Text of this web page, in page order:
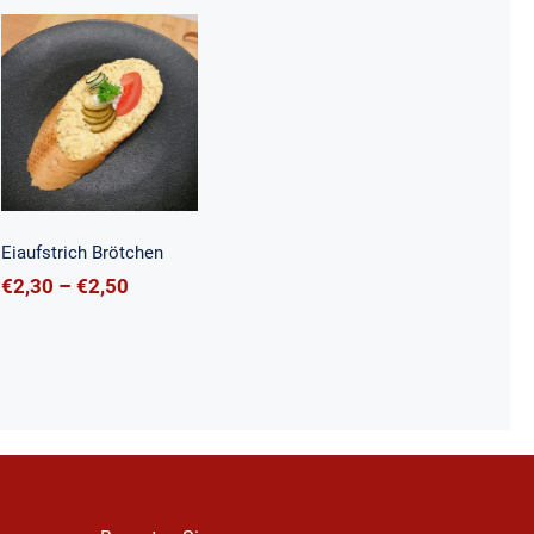
Eiaufstrich
Brötchen
Eiaufstrich Brötchen
€2,30 – €2,50Preisspanne: